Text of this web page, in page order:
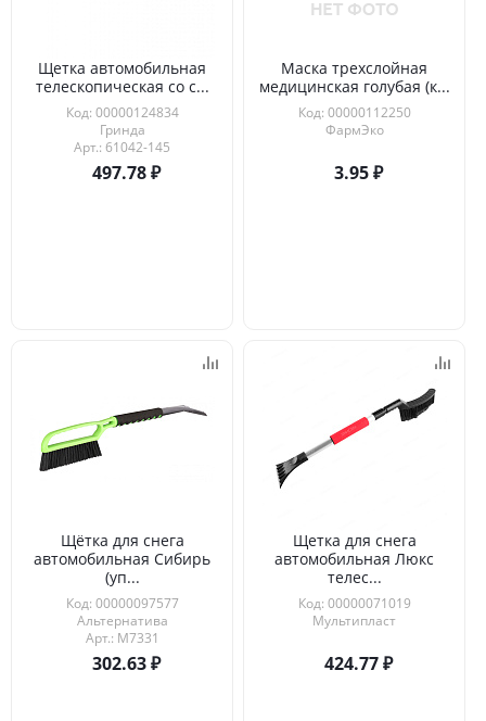
Щетка автомобильная
телескопическая со с...
Код: 00000124834
Гринда
Арт.: 61042-145
497.78
Маска трехслойная
медицинская голубая (к...
Код: 00000112250
ФармЭко
3.95
Щётка для снега
автомобильная Сибирь
(уп...
Код: 00000097577
Альтернатива
Арт.: М7331
302.63
Щетка для снега
автомобильная Люкс
телес...
Код: 00000071019
Мультипласт
424.77